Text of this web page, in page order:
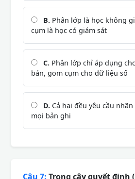
B. Phân lớp là học không
cụm là học có giám sát
C. Phân lớp chỉ áp dụng
bản, gom cụm cho dữ liệu số
D. Cả hai đều yêu cầu
mọi bản ghi
Câu 7: Trong cây quyết định